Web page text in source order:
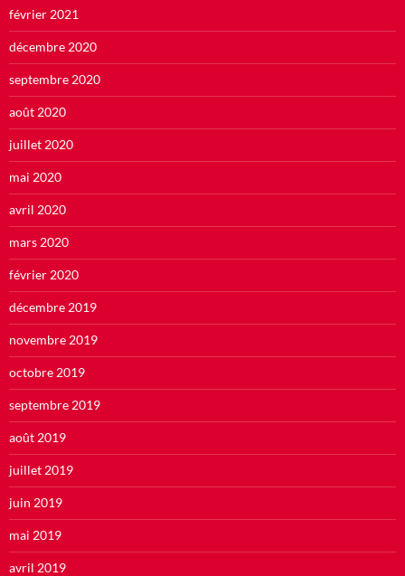
février 2021
décembre 2020
septembre 2020
août 2020
juillet 2020
mai 2020
avril 2020
mars 2020
février 2020
décembre 2019
novembre 2019
octobre 2019
septembre 2019
août 2019
juillet 2019
juin 2019
mai 2019
avril 2019